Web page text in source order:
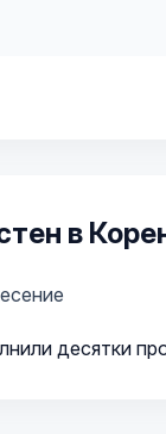
в
десятки